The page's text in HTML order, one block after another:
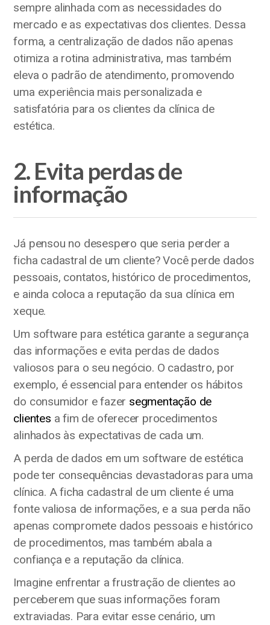
sempre alinhada com as necessidades do
mercado e as expectativas dos clientes. Dessa
forma, a centralização de dados não apenas
otimiza a rotina administrativa, mas também
eleva o padrão de atendimento, promovendo
uma experiência mais personalizada e
satisfatória para os clientes da clínica de
estética.
2. Evita perdas de
informação
Já pensou no desespero que seria perder a
ficha cadastral de um cliente? Você perde dados
pessoais, contatos, histórico de procedimentos,
e ainda coloca a reputação da sua clínica em
xeque.
Um software para estética garante a segurança
das informações e evita perdas de dados
valiosos para o seu negócio. O cadastro, por
exemplo, é essencial para entender os hábitos
do consumidor e fazer segmentação de
clientes a fim de oferecer procedimentos
alinhados às expectativas de cada um.
A perda de dados em um software de estética
pode ter consequências devastadoras para uma
clínica. A ficha cadastral de um cliente é uma
fonte valiosa de informações, e a sua perda não
apenas compromete dados pessoais e histórico
de procedimentos, mas também abala a
confiança e a reputação da clínica.
Imagine enfrentar a frustração de clientes ao
perceberem que suas informações foram
extraviadas. Para evitar esse cenário, um